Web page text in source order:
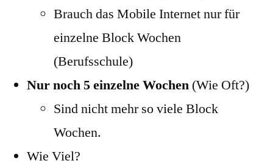
Brauch das Mobile Internet nur für
einzelne Block Wochen
(Berufsschule)
Nur noch 5 einzelne Wochen (Wie Oft?)
Sind nicht mehr so viele Block
Wochen.
Wie Viel?